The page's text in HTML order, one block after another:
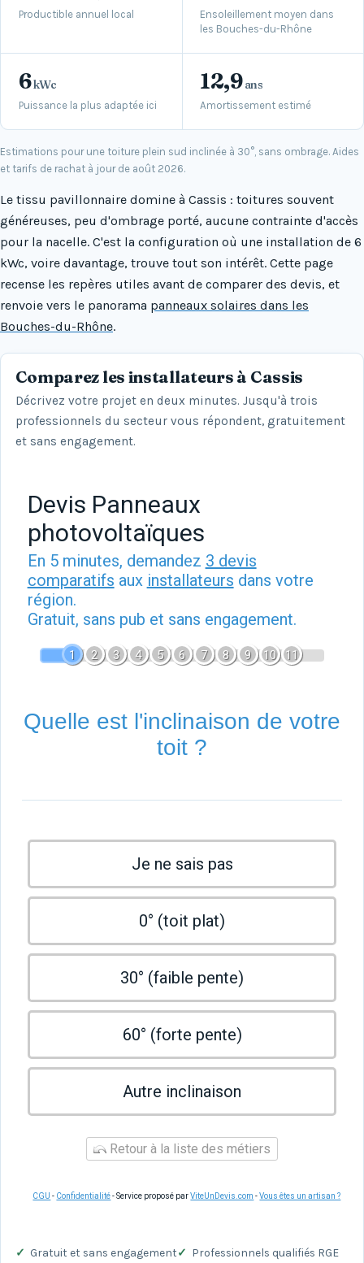
Productible annuel local
Ensoleillement moyen dans
les Bouches-du-Rhône
Puissance la plus adaptée ici
6kWc
Amortissement estimé
12,9ans
Estimations pour une toiture plein sud inclinée à 30°, sans ombrage. Aides
et tarifs de rachat à jour de août 2026.
Le tissu pavillonnaire domine à Cassis : toitures souvent
généreuses, peu d'ombrage porté, aucune contrainte d'accès
pour la nacelle. C'est la configuration où une installation de 6
kWc, voire davantage, trouve tout son intérêt. Cette page
recense les repères utiles avant de comparer des devis, et
renvoie vers le panorama panneaux solaires dans les
Bouches-du-Rhône.
Comparez les installateurs à Cassis
Décrivez votre projet en deux minutes. Jusqu'à trois
professionnels du secteur vous répondent, gratuitement
et sans engagement.
Devis Panneaux
photovoltaïques
En 5 minutes, demandez 3 devis
comparatifs aux installateurs dans votre
région.
Gratuit, sans pub et sans engagement.
1 2 3 4 5 6 7 8 9 10 11
Quelle est l'inclinaison de votre
toit ?
Je ne sais pas
0° (toit plat)
30° (faible pente)
60° (forte pente)
Autre inclinaison
Retour à la liste des métiers
CGU - Confidentialité- Service proposé parViteUnDevis.com -Vous êtes un artisan ?
Gratuit et sans engagement
Professionnels qualifiés RGE